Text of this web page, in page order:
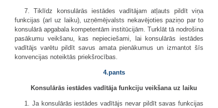
7. Tiklīdz konsulārās iestādes vadītājam atļauts pildīt viņa
funkcijas (arī uz laiku), uzņēmējvalsts nekavējoties paziņo par to
konsulārā apgabala kompetentām institūcijām. Turklāt tā nodrošina
pasākumu veikšanu, kas nepieciešami, lai konsulārās iestādes
vadītājs varētu pildīt savus amata pienākumus un izmantot šīs
konvencijas noteiktās priekšrocības.
4.pants
Konsulārās iestādes vadītāja funkciju veikšana uz laiku
1. Ja konsulārās iestādes vadītājs nevar pildīt savas funkcijas